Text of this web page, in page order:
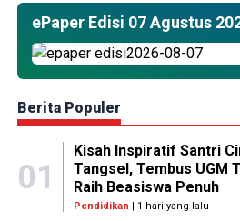
ePaper Edisi 07 Agustus
Berita Populer
01
Kisah Inspiratif Santri
Tangsel, Tembus UGM
Raih Beasiswa Penuh
Pendidikan | 1 hari yang lalu